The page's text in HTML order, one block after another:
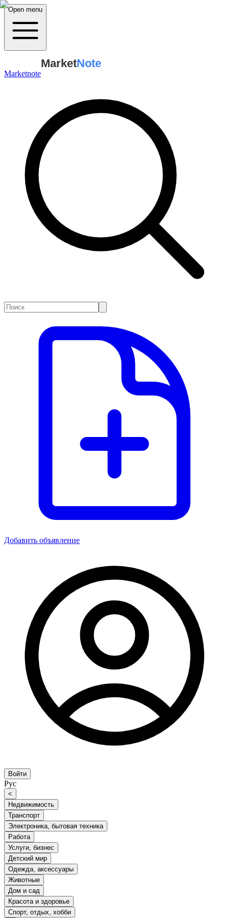
Open menu
Marketnote
MarketNote
Добавить объявление
Войти
Рус
<
Недвижимость
Транспорт
Электроника, бытовая техника
Работа
Услуги, бизнес
Детский мир
Одежда, аксессуары
Животные
Дом и сад
Красота и здоровье
Спорт, отдых, хобби